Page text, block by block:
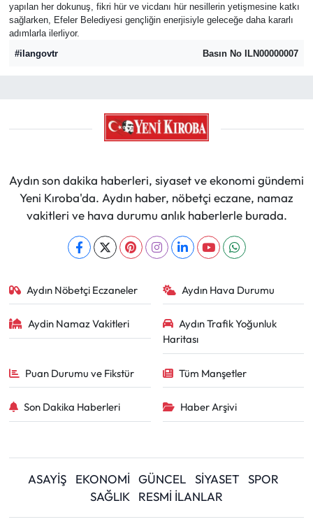
yapılan her dokunuş, fikri hür ve vicdanı hür nesillerin yetişmesine katkı
sağlarken, Efeler Belediyesi gençliğin enerjisiyle geleceğe daha kararlı
adımlarla ilerliyor.
#ilangovtr
Basın No ILN00000007
Aydın son dakika haberleri, siyaset ve ekonomi gündemi
Yeni Kıroba'da. Aydın haber, nöbetçi eczane, namaz
vakitleri ve hava durumu anlık haberlerle burada.
Aydın Nöbetçi Eczaneler Aydın Hava Durumu
Aydin Namaz Vakitleri
Aydın Trafik Yoğunluk
Haritası
Puan Durumu ve Fikstür Tüm Manşetler
Son Dakika Haberleri Haber Arşivi
ASAYİŞ EKONOMİ GÜNCEL SİYASET
SPOR
SAĞLIK
RESMİ İLANLAR